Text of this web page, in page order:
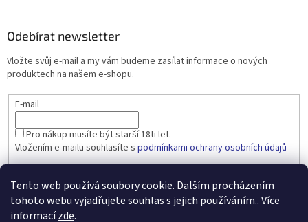
Tento web používá soubory cookie. Dalším procházením
tohoto webu vyjadřujete souhlas s jejich používáním.. Více
informacízde.
Odebírat newsletter
Vložte svůj e-mail a my vám budeme zasílat informace o nových
produktech na našem e-shopu.
E-mail
Pro nákup musíte být starší 18ti let.
Vložením e-mailu souhlasíte s podmínkami ochrany osobních údajů
PŘIHLÁSIT SE